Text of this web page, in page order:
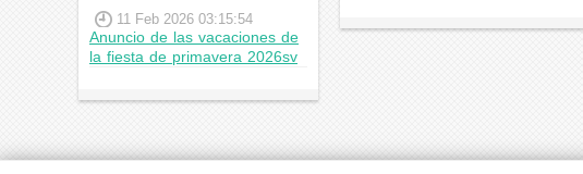
11 Feb 2026 03:15:54
Anuncio de las vacaciones de
la fiesta de primavera 2026sv